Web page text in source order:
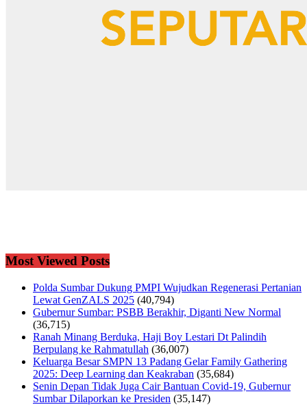
Most Viewed Posts
Polda Sumbar Dukung PMPI Wujudkan Regenerasi Pertanian
Lewat GenZALS 2025 (40,794)
Gubernur Sumbar: PSBB Berakhir, Diganti New Normal
(36,715)
Ranah Minang Berduka, Haji Boy Lestari Dt Palindih
Berpulang ke Rahmatullah (36,007)
Keluarga Besar SMPN 13 Padang Gelar Family Gathering
2025: Deep Learning dan Keakraban (35,684)
Senin Depan Tidak Juga Cair Bantuan Covid-19, Gubernur
Sumbar Dilaporkan ke Presiden (35,147)